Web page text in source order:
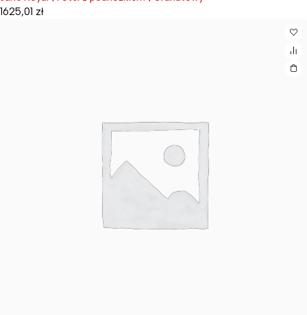
1625,01 zł